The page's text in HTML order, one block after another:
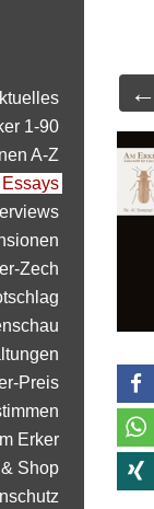
←
1-90
A-Z
Essays
Zech
Preis
Erker
Shop